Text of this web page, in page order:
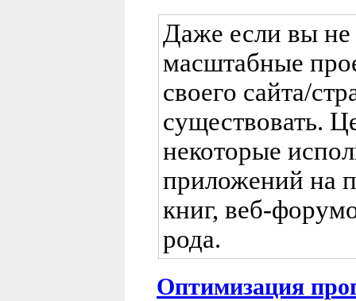
Даже если вы не
масштабные
своего сайта/
существовать.
некоторые
приложений на
книг, веб-
рода.
Оптимизация